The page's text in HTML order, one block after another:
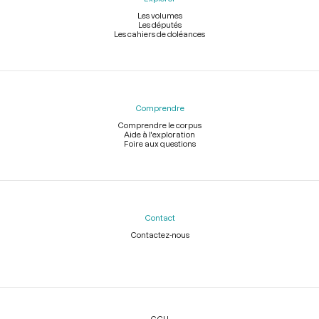
Les volumes
Les députés
Les cahiers de doléances
Comprendre
Comprendre le corpus
Aide à l'exploration
Foire aux questions
Contact
Contactez-nous
Légal